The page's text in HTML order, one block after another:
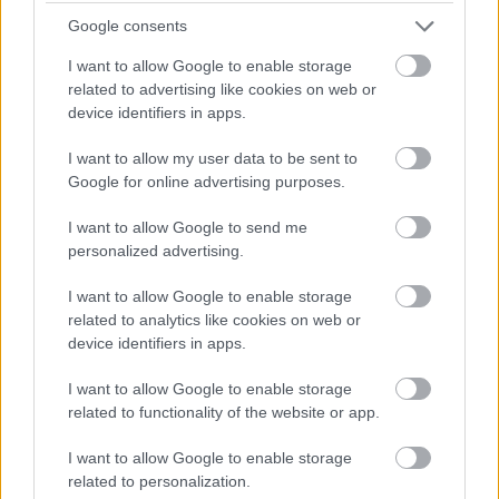
Google consents
I want to allow Google to enable storage
related to advertising like cookies on web or
device identifiers in apps.
I want to allow my user data to be sent to
Google for online advertising purposes.
I want to allow Google to send me
personalized advertising.
I want to allow Google to enable storage
related to analytics like cookies on web or
device identifiers in apps.
I want to allow Google to enable storage
related to functionality of the website or app.
I want to allow Google to enable storage
related to personalization.
energetikai bizottságának elnöke
A korábbi javaslatot némileg módosítva, összesen
huszonegy parlamenti bizottság kezdheti meg a munkáját
az Országgyűlés szombati alakuló ülése után - írta
2026. 05. 04.